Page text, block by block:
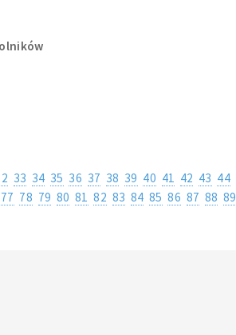
33 34 35 36 37 38 39 40 41 42 43 44
77 78 79 80 81 82 83 84 85 86 87 88 89